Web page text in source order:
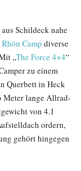
Schildeck nahe
Rhön Camp diverse
„The Force 4×4“
zu einem
Querbett in Heck
Meter lange Allrad-
von 4.1
ordern,
gehört hingegen